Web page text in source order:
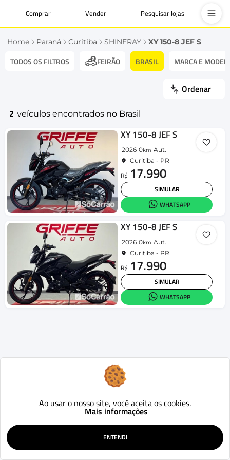
Comprar Vender Pesquisar lojas
Home Paraná Curitiba SHINERAY XY 150-8 JEF S
TODOS OS FILTROS FEIRÃO BRASIL MARCA E
Ordenar
2 veículos encontrados no Brasil
XY 150-8 JEF S
2026 0km Aut.
Curitiba - PR
R$ 17.990
SIMULAR
WHATSAPP
XY 150-8 JEF S
2026 0km Aut.
Curitiba - PR
R$ 17.990
SIMULAR
WHATSAPP
Ao usar o nosso site, você aceita os cookies.
Mais informações
ENTENDI